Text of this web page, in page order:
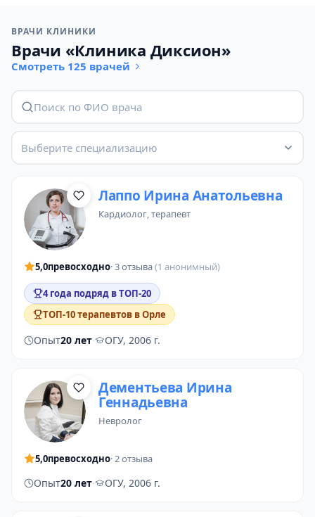
ВРАЧИ КЛИНИКИ
Врачи «Клиника Диксион»
Смотреть 125 врачей
Выберите специализацию
Лаппо Ирина Анатольевна
кардиолог,терапевт
5,0превосходно· 3 отзыва(1 анонимный)
4 года подряд в ТОП-20
ТОП-10 терапевтов в Орле
Опыт20 лет· ОГУ, 2006 г.
Дементьева Ирина
Геннадьевна
невролог
5,0превосходно· 2 отзыва
Опыт20 лет· ОГУ, 2006 г.